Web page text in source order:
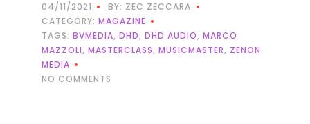
04/11/2021
BY: ZEC ZECCARA
CATEGORY: MAGAZINE
TAGS: BVMEDIA, DHD, DHD AUDIO, MARCO
MAZZOLI, MASTERCLASS, MUSICMASTER, ZENON
MEDIA
NO COMMENTS